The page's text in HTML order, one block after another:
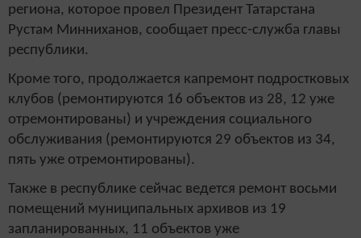
региона, которое провел Президент Татарстана
Рустам Минниханов, сообщает пресс-служба главы
республики.
Кроме того, продолжается капремонт подростковых
клубов (ремонтируются 16 объектов из 28, 12 уже
отремонтированы) и учреждения социального
обслуживания (ремонтируются 29 объектов из 34,
пять уже отремонтированы).
Также в республике сейчас ведется ремонт восьми
помещений муниципальных архивов из 19
запланированных, 11 объектов уже